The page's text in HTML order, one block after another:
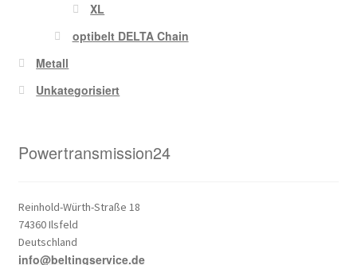
XL
optibelt DELTA Chain
Metall
Unkategorisiert
Powertransmission24
Reinhold-Würth-Straße 18
74360 Ilsfeld
Deutschland
info@beltingservice.de